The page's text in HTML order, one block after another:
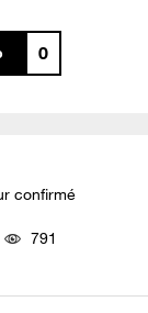
0
confirmé
791